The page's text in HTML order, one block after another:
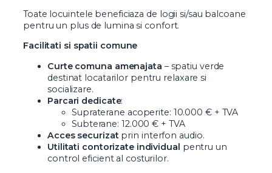
Toate locuintele beneficiaza de logii si/sau balcoane
pentru un plus de lumina si confort.
Facilitati si spatii comune
Curte comuna amenajata – spatiu verde
destinat locatarilor pentru relaxare si
socializare.
Parcari dedicate:
Supraterane acoperite: 10.000 € + TVA
Subterane: 12.000 € + TVA
Acces securizat prin interfon audio.
Utilitati contorizate individual pentru un
control eficient al costurilor.